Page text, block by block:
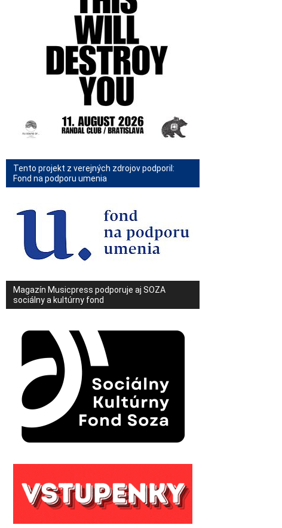
Tento projekt z verejných zdrojov podporil:
Fond na podporu umenia
Magazín Musicpress podporuje aj SOZA
sociálny a kultúrny fond